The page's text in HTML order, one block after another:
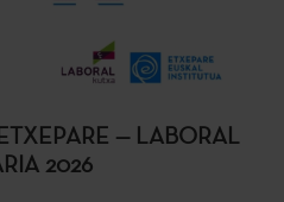
— LABORAL
2026